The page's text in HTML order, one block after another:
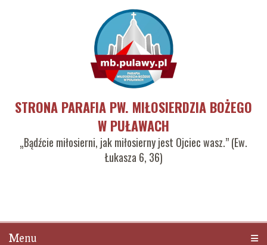
STRONA PARAFIA PW. MIŁOSIERDZIA BOŻEGO
W PUŁAWACH
„Bądźcie miłosierni, jak miłosierny jest Ojciec wasz.” (Ew.
Łukasza 6, 36)
Menu